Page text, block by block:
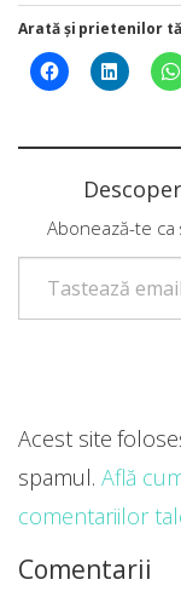
Arată și prietenilor
Abonează-te
Tastează emailul tău...
Comentarii
Acest site
spamul. Află
comentariilor